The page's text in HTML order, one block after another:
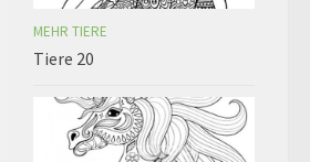
MEHR TIERE
Tiere 20